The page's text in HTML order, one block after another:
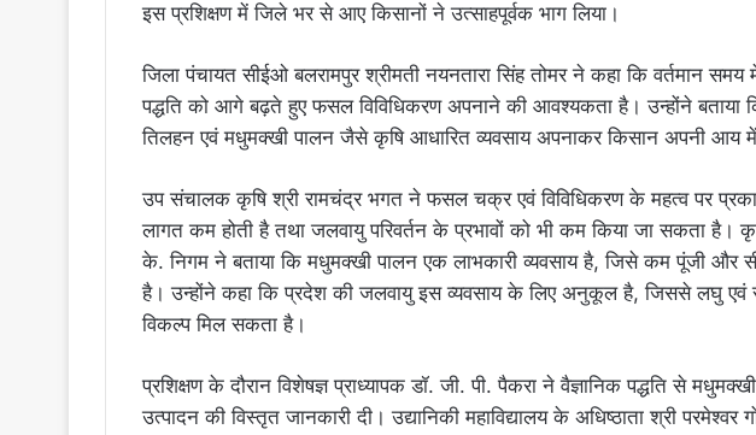
इस प्रशिक्षण में जिले भर से आए किसानों ने उत्साहपूर्वक भाग लिया।
जिला पंचायत सीईओ बलरामपुर श्रीमती नयनतारा सिंह तोमर ने कहा कि वर्तमान
पद्धति को आगे बढ़ते हुए फसल विविधिकरण अपनाने की आवश्यकता है। उन्होंने
तिलहन एवं मधुमक्खी पालन जैसे कृषि आधारित व्यवसाय अपनाकर किसान अपनी आय
उप संचालक कृषि श्री रामचंद्र भगत ने फसल चक्र एवं विविधिकरण के महत्व पर
लागत कम होती है तथा जलवायु परिवर्तन के प्रभावों को भी कम किया जा सकता है।
के. निगम ने बताया कि मधुमक्खी पालन एक लाभकारी व्यवसाय है, जिसे कम पूंजी और
है। उन्होंने कहा कि प्रदेश की जलवायु इस व्यवसाय के लिए अनुकूल है, जिससे लघु एवं
विकल्प मिल सकता है।
प्रशिक्षण के दौरान विशेषज्ञ प्राध्यापक डॉ. जी. पी. पैकरा ने वैज्ञानिक पद्धति से
उत्पादन की विस्तृत जानकारी दी। उद्यानिकी महाविद्यालय के अधिष्ठाता श्री